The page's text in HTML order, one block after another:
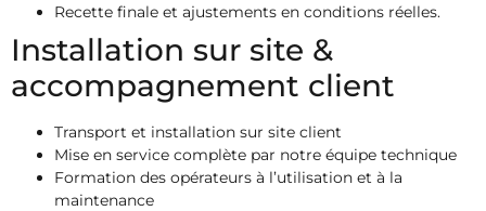
Recette finale et ajustements en conditions réelles.
Installation sur site &
accompagnement client
Transport et installation sur site client
Mise en service complète par notre équipe technique
Formation des opérateurs à l’utilisation et à la
maintenance